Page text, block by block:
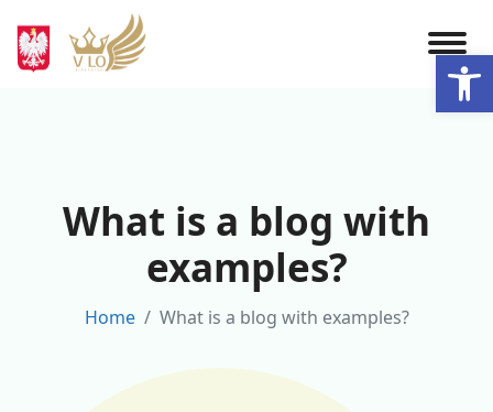
content
What is a blog with
examples?
Home What is a blog with examples?